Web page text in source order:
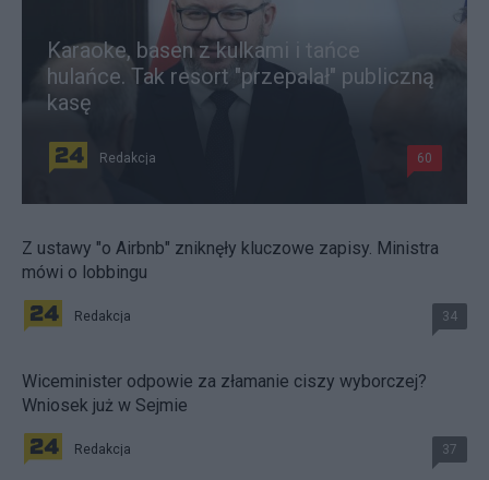
Karaoke, basen z kulkami i tańce
hulańce. Tak resort "przepalał" publiczną
kasę
Redakcja 60
Z ustawy "o Airbnb" zniknęły kluczowe zapisy. Ministra
mówi o lobbingu
Redakcja 34
Wiceminister odpowie za złamanie ciszy wyborczej?
Wniosek już w Sejmie
Redakcja 37